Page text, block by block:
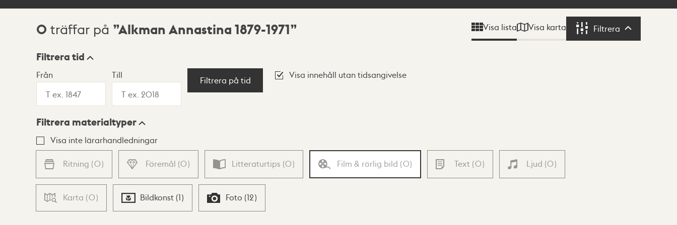
Sökresultat
0 träffar på Alkman Annastina 1879-1971 Visa lista Visa karta Filtrera Filtrera
Visningsläge
Lista Karta
Filtrera tid
Från Till
Filtrera på tid
Visa innehåll utan tidsangivelse
Filtrera materialtyper
Visa inte lärarhandledningar
Ritning (0) Föremål (0) Litteraturtips (0) Film & rörlig bild (0) Text (0) Ljud (0)
Karta (0) Bildkonst (1) Foto (12)